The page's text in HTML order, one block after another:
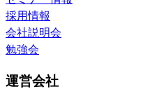
採用情報
会社説明会
勉強会
運営会社